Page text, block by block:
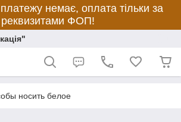
немає, оплата тільки за
реквизитами ФОП!
носить белое